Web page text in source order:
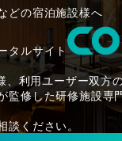
どの宿泊施設様へ
タルサイト
利用ユーザー双方
監修した研修施設専
談ください。